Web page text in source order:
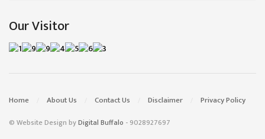
Our Visitor
Home About Us Contact Us Disclaimer Privacy Policy
© Website Design byDigital Buffalo - 9028927697